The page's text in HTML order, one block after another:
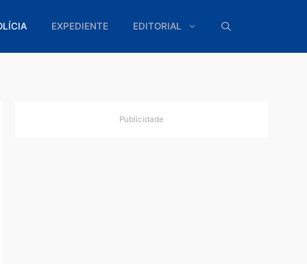
POLÍCIA EXPEDIENTE EDITORIAL